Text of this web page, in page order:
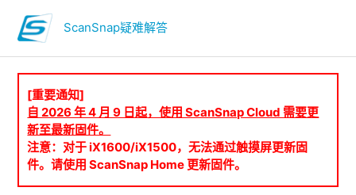
ScanSnap疑难解答
[重要通知]
自 2026 年 4 月 9 日起，使用 ScanSnap Cloud 需要更
新至最新固件。
注意：对于 iX1600/iX1500，无法通过触摸屏更新固
件。请使用 ScanSnap Home 更新固件。